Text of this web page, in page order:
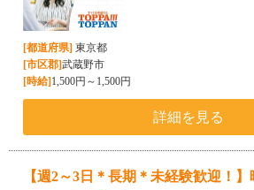
[都道府県] 東京都
[市区郡]武蔵野市
[時給] 1,500円～1,500円
詳細を見る